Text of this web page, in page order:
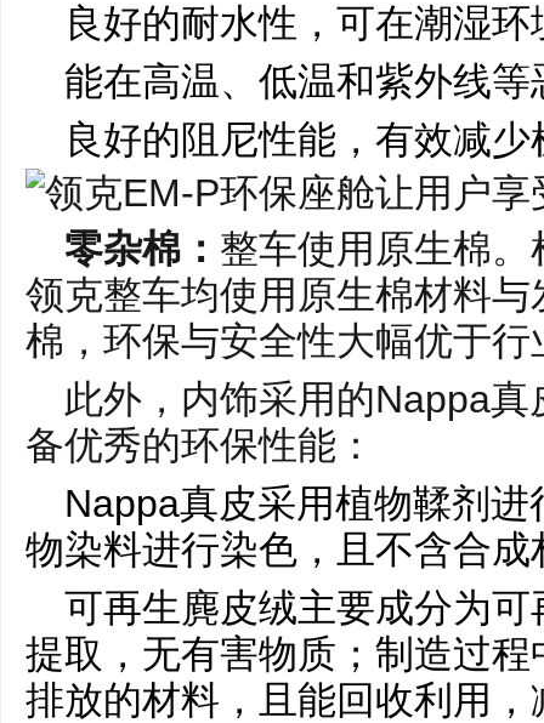
良好的耐水性，可在潮湿
能在高温、低温和紫外线
良好的阻尼性能，有效减
零杂棉： 整车使用原生棉
领克整车均使用原生棉材料
棉，环保与安全性大幅优于行
此外，内饰采用的Nappa
备优秀的环保性能：
Nappa真皮采用植物鞣剂
物染料进行染色，且不含合
可再生麂皮绒主要成分为
提取，无有害物质；制造过
排放的材料，且能回收利用